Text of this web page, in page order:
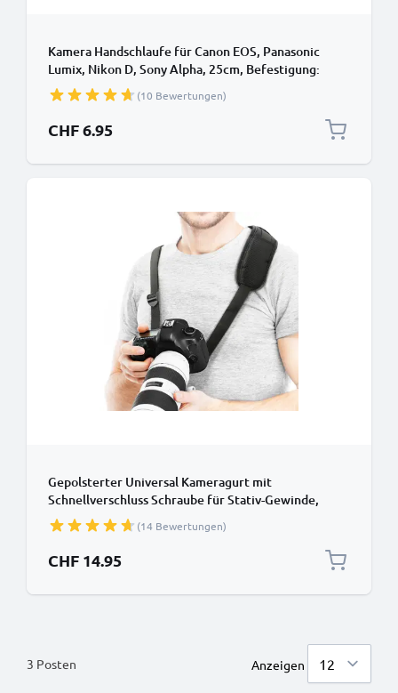
Kamera Handschlaufe für Canon EOS, Panasonic
Lumix, Nikon D, Sony Alpha, 25cm, Befestigung:
Schraube, Schlaufe, Stativgeweinde - PU Leder
Handgurt, Tragegurt
(10 Bewertungen)
CHF 6.95
Gepolsterter Universal Kameragurt mit
Schnellverschluss Schraube für Stativ-Gewinde,
schwarz - Trageriemen längenverstellbar: max 1,50m
Schultergurt, Tragegurt, Kameraband
(14 Bewertungen)
CHF 14.95
3 Posten Anzeigen